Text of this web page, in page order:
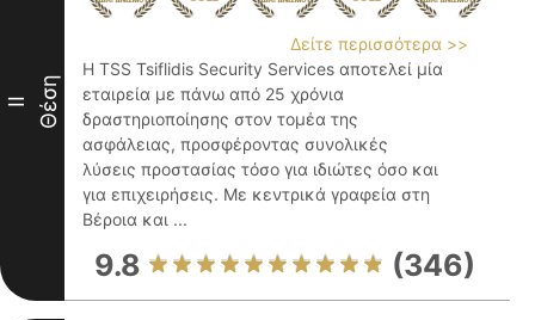
II Θέση
Δείτε περισσότερα >>
Η TSS Tsiflidis Security Services αποτελεί μία
εταιρεία με πάνω από 25 χρόνια
δραστηριοποίησης στον τομέα της
ασφάλειας, προσφέροντας συνολικές
λύσεις προστασίας τόσο για ιδιώτες όσο και
για επιχειρήσεις. Με κεντρικά γραφεία στη
Βέροια και ...
9.8 (346)